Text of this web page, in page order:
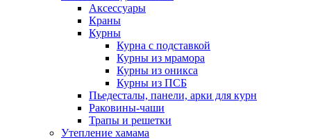
Аксессуары
Краны
Курны
Курна с подставкой
Курны из мрамора
Курны из оникса
Курны из ПСБ
Пьедесталы, панели, арки для курн
Раковины-чаши
Трапы и решетки
Утепление хамама